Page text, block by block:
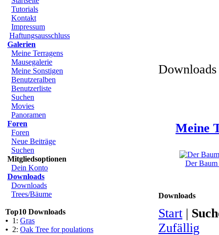
Tutorials
Kontakt
Impressum
Haftungsausschluss
Galerien
Meine Terragens
Mausegalerie
Meine Sonstigen
Benutzeralben
Benutzerliste
Suchen
Movies
Panoramen
Foren
Foren
Neue Beiträge
Suchen
Mitgliedsoptionen
Dein Konto
Downloads
Downloads
Trees/Bäume
Top10 Downloads
• 1: Gras
• 2: Oak Tree for poulations
Downloads
Meine
Der
Downloads
Start |
Zufällig